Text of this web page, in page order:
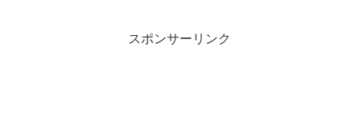
スポンサーリンク